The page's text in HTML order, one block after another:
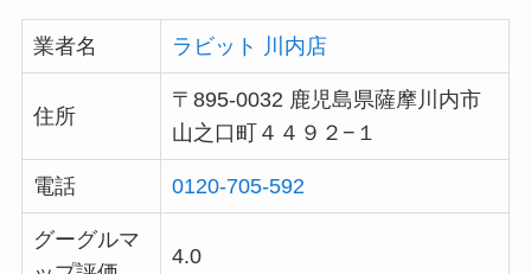
業者名 ラビット 川内店
住所
〒895-0032 鹿児島県薩摩川内市
山之口町４４９２−１
電話 0120-705-592
グーグルマ
4.0